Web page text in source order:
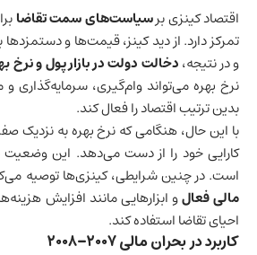
اقتصاد کینزی برسیاست‌های سمت تقاضا
تمرکز دارد. از دید کینز، قیمت‌ها و
و در نتیجه،دخالت دولت در بازار پول و نرخ
نرخ بهره می‌تواند وام‌گیری،
بدین ترتیب اقتصاد را فعال کند.
با این حال، هنگامی که نرخ بهره به
کارایی خود را از دست می‌دهد. این وضعیت
است. در چنین شرایطی، کینزی‌ها توصیه
مالی فعالو ابزارهایی مانند افزایش
احیای تقاضا استفاده کند.
کاربرد در بحران مالی ۲۰۰۷–۲۰۰۸